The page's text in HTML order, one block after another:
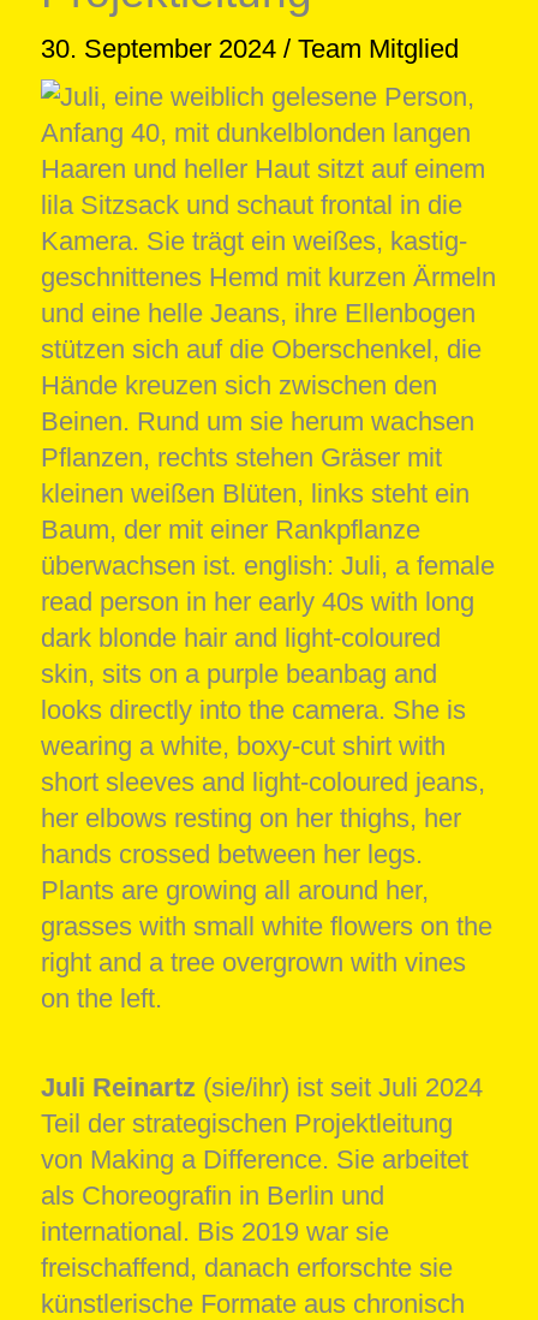
30. September 2024 / Team Mitglied
Juli Reinartz (sie/ihr) ist seit Juli 2024
Teil der strategischen Projektleitung
von Making a Difference. Sie arbeitet
als Choreografin in Berlin und
international. Bis 2019 war sie
freischaffend, danach erforschte sie
künstlerische Formate aus chronisch